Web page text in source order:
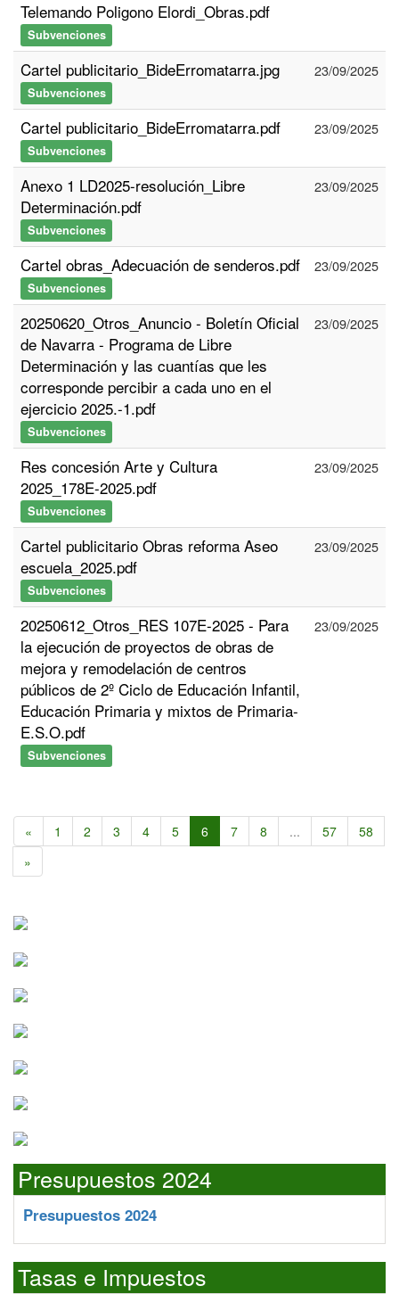
Telemando Poligono Elordi_Obras.pdf
Subvenciones
Cartel publicitario_BideErromatarra.jpg
Subvenciones
23/09/2025
Cartel publicitario_BideErromatarra.pdf
Subvenciones
23/09/2025
Anexo 1 LD2025-resolución_Libre
Determinación.pdf
Subvenciones
23/09/2025
Cartel obras_Adecuación de senderos.pdf
Subvenciones
23/09/2025
20250620_Otros_Anuncio - Boletín Oficial
de Navarra - Programa de Libre
Determinación y las cuantías que les
corresponde percibir a cada uno en el
ejercicio 2025.-1.pdf
Subvenciones
23/09/2025
Res concesión Arte y Cultura
2025_178E-2025.pdf
Subvenciones
23/09/2025
Cartel publicitario Obras reforma Aseo
escuela_2025.pdf
Subvenciones
23/09/2025
20250612_Otros_RES 107E-2025 - Para
la ejecución de proyectos de obras de
mejora y remodelación de centros
públicos de 2º Ciclo de Educación Infantil,
Educación Primaria y mixtos de Primaria-
E.S.O.pdf
Subvenciones
23/09/2025
« 1 2 3 4 5 6 7 8 ... 57
58
»
Presupuestos 2024
Presupuestos 2024
Tasas e Impuestos